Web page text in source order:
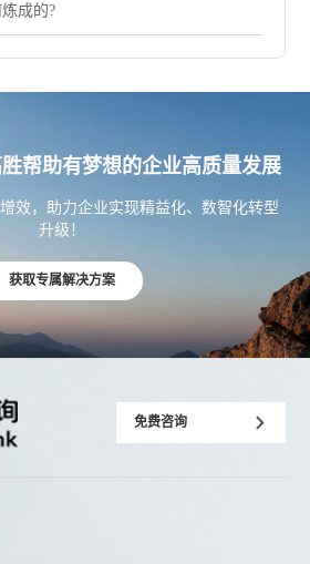
成的?
帮助有梦想的企业高质量发展
效，助力企业实现精益化、数智化转型
升级！
获取专属解决方案
免费咨询